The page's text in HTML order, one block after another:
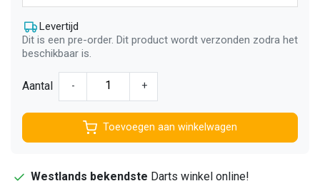
Levertijd
Dit is een pre-order. Dit product wordt verzonden zodra het
beschikbaar is.
Aantal - +
Toevoegen aan winkelwagen
Westlands bekendste Darts winkel online!